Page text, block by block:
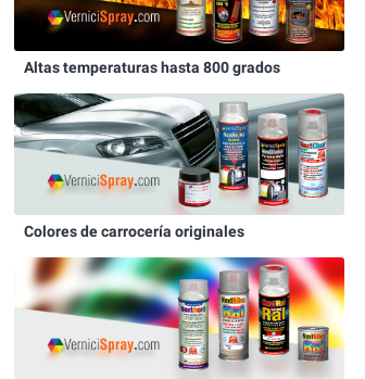
Altas temperaturas hasta 800 grados
Colores de carrocería originales